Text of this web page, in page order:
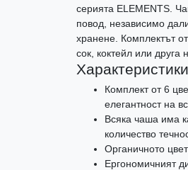
серията ELEMENTS.
повод, независимо
хранене. Комплектът
сок, коктейл или друга
Комплект от 6
елегантност на
Всяка чаша има
количество
Органичното
Ергономичният